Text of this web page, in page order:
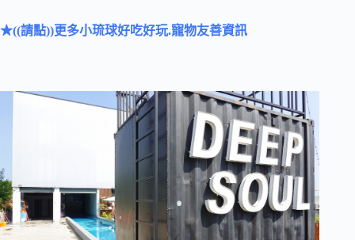
★((請點))更多小琉球好吃好玩.寵物友善資訊